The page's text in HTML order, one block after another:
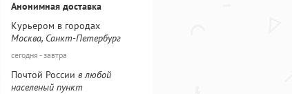
Анонимная доставка
Курьером в городах
Москва, Санкт-Петербург
сегодня - завтра
Почтой России в любой
населеный пункт